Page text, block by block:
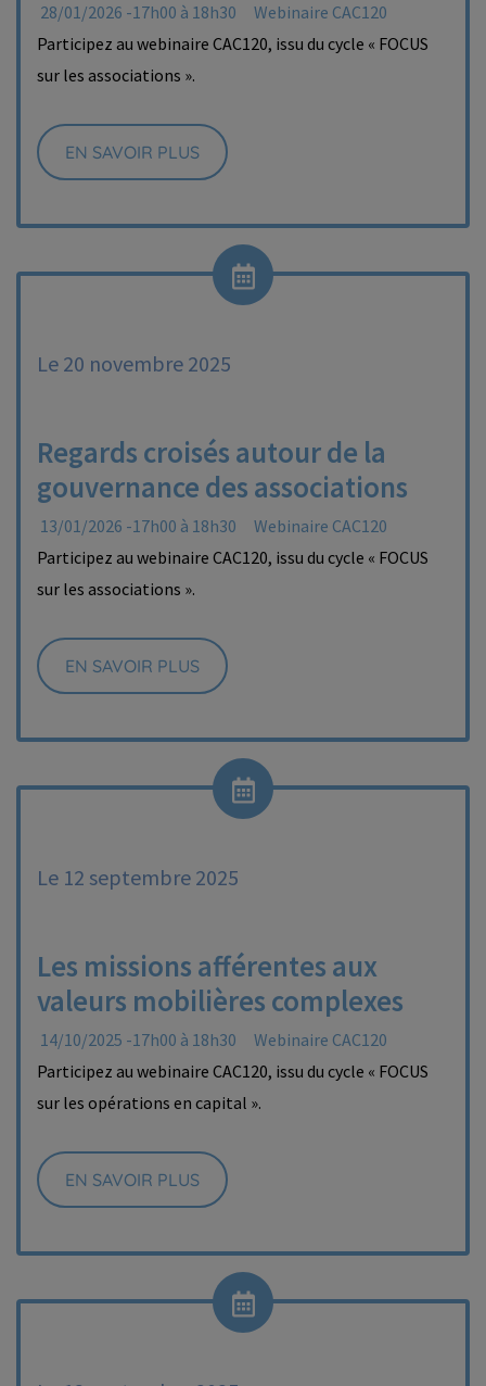
28/01/2026 -17h00 à 18h30
Webinaire CAC120
Participez au webinaire CAC120, issu du cycle « FOCUS
sur les associations ».
EN SAVOIR PLUS
Le 20 novembre 2025
Regards croisés autour de la
gouvernance des associations
13/01/2026 -17h00 à 18h30
Webinaire CAC120
Participez au webinaire CAC120, issu du cycle « FOCUS
sur les associations ».
EN SAVOIR PLUS
Le 12 septembre 2025
Les missions afférentes aux
valeurs mobilières complexes
14/10/2025 -17h00 à 18h30
Webinaire CAC120
Participez au webinaire CAC120, issu du cycle « FOCUS
sur les opérations en capital ».
EN SAVOIR PLUS